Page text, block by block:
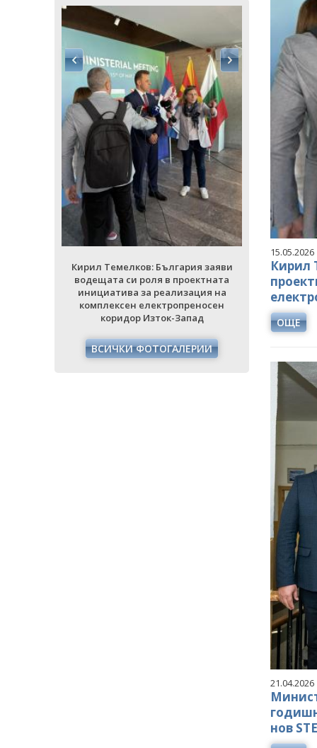
Кирил Темелков: България заяви
водещата си роля в проектната
инициатива за реализация на
комплексен електропреносен
коридор Изток-Запад
ВСИЧКИ ФОТОГАЛЕРИИ
Кирил
15.05.2026
Кирил
ОЩЕ
21.04.2026
нов